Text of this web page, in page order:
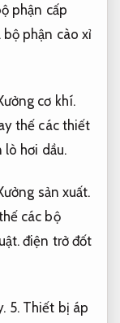
phận cấp
bộ phận cào xỉ
cơ khí.
thế các thiết
hơi dầu.
sản xuất.
các bộ
điện trở đốt
5. Thiết bị áp